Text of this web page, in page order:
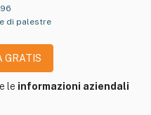
di palestre
GRATIS
le informazioni aziendali